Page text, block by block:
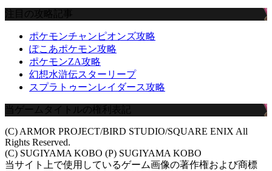
注目の攻略記事
ポケモンチャンピオンズ攻略
ぽこあポケモン攻略
ポケモンZA攻略
幻想水滸伝スターリープ
スプラトゥーンレイダース攻略
当ゲームタイトルの権利表記
(C) ARMOR PROJECT/BIRD STUDIO/SQUARE ENIX All
Rights Reserved.
(C) SUGIYAMA KOBO (P) SUGIYAMA KOBO
当サイト上で使用しているゲーム画像の著作権および商標